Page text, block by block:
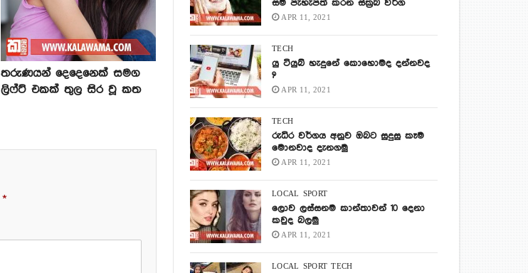
තරුණයන් දෙදෙනෙක් සමග
ලිෆ්ට් එකක් තුල සිර වූ කත
*
සම පැහැපත් කරන ස්ක්‍රබ් වර්ග
APR 11, 2021
TECH
යු ටියුබ් හැදුනේ කොහොමද දන්නවද
?
APR 11, 2021
TECH
රුධිර වර්ගය අනුව ඔබට සුදුසු කෑම
මොනවාද දැනගමු
APR 11, 2021
LOCAL SPORT
ලොව ලස්සනම කාන්තාවන් 10 දෙනා
කවුද බලමු
APR 11, 2021
LOCAL SPORT TECH